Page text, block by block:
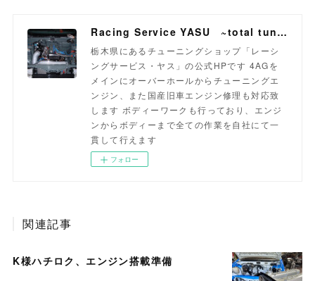
Racing Service YASU ~total tuning proshop~
栃木県にあるチューニングショップ「レーシ
ングサービス・ヤス」の公式HPです 4AGを
メインにオーバーホールからチューニングエ
ンジン、また国産旧車エンジン修理も対応致
します ボディーワークも行っており、エンジ
ンからボディーまで全ての作業を自社にて一
貫して行えます
フォロー
関連記事
K様ハチロク、エンジン搭載準備